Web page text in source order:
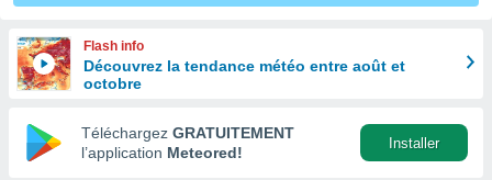
en
Flash info
Découvrez la tendance météo entre août et
octobre
Téléchargez GRATUITEMENT
l’application Meteored!
Installer